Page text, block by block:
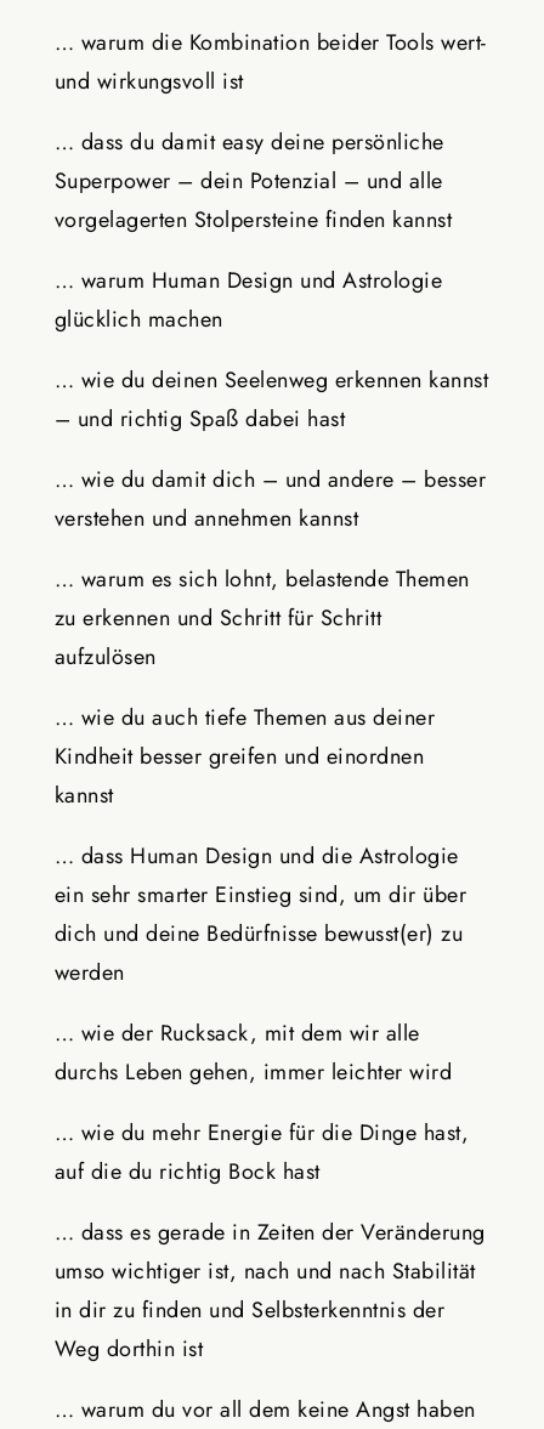
… warum die Kombination beider Tools wert-
und wirkungsvoll ist
… dass du damit easy deine persönliche
Superpower – dein Potenzial – und alle
vorgelagerten Stolpersteine finden kannst
… warum Human Design und Astrologie
glücklich machen
… wie du deinen Seelenweg erkennen kannst
– und richtig Spaß dabei hast
… wie du damit dich – und andere – besser
verstehen und annehmen kannst
… warum es sich lohnt, belastende Themen
zu erkennen und Schritt für Schritt
aufzulösen
… wie du auch tiefe Themen aus deiner
Kindheit besser greifen und einordnen
kannst
… dass Human Design und die Astrologie
ein sehr smarter Einstieg sind, um dir über
dich und deine Bedürfnisse bewusst(er) zu
werden
… wie der Rucksack, mit dem wir alle
durchs Leben gehen, immer leichter wird
… wie du mehr Energie für die Dinge hast,
auf die du richtig Bock hast
… dass es gerade in Zeiten der Veränderung
umso wichtiger ist, nach und nach Stabilität
in dir zu finden und Selbsterkenntnis der
Weg dorthin ist
… warum du vor all dem keine Angst haben